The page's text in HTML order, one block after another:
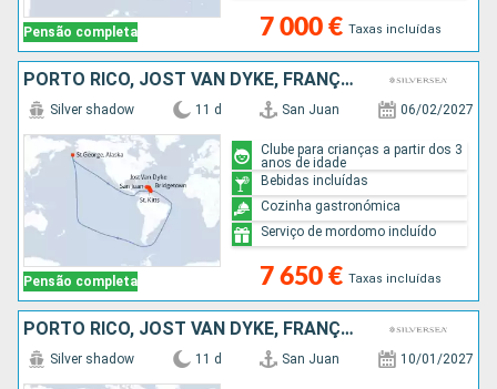
Pensão completa 7 000 € Taxas incluídas
PORTO RICO, JOST VAN DYKE, FRANÇA, ANTÍGUA E BARBUDA, REINO UNIDO, GUADALUPE, DOMINICA, MARTINICA, SANTA LÚCIA, GRENADA, BARBADOS
Pensão completa
Silver shadow 11 d San Juan 06/02/2027
7 650 € Taxas incluídas
Clube para crianças a partir dos 3
anos de idade
Bebidas incluídas
Cozinha gastronómica
Serviço de mordomo incluído
PORTO RICO, JOST VAN DYKE, FRANÇA, ANTÍGUA E BARBUDA, REINO UNIDO, GUADALUPE, MARTINICA, SANTA LÚCIA, GRENADA, BARBADOS
Silver shadow 11 d San Juan 10/01/2027